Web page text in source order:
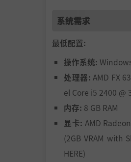
选择你的道路
系统需求
最低配置:
操作系统:
处理器: AMD FX
el Core i5 2400 @
内存: 8 GB RAM
显卡: AMD
(2GB VRAM with
HERE)